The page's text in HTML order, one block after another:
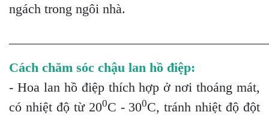
ngách trong ngôi nhà.
Cách chăm sóc chậu lan hồ điệp:
- Hoa lan hồ điệp thích hợp ở nơi thoáng mát,
có nhiệt độ từ 200C - 300C, tránh nhiệt độ đột